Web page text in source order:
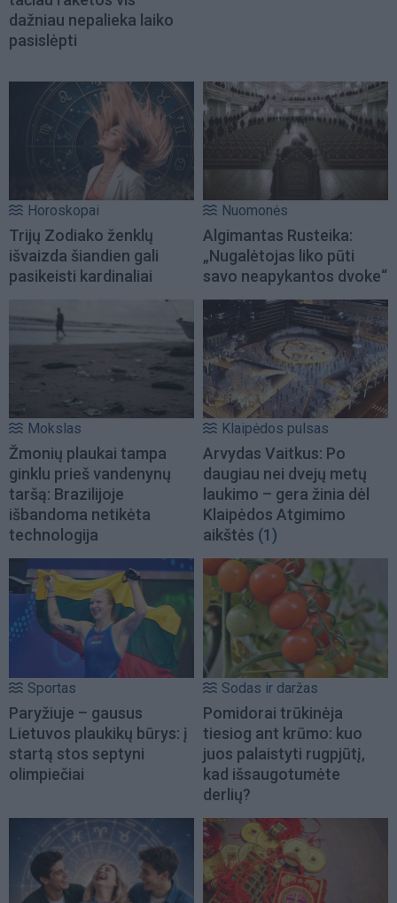
dažniau nepalieka laiko
pasislėpti
Horoskopai
Trijų Zodiako ženklų
išvaizda šiandien gali
pasikeisti kardinaliai
Nuomonės
Algimantas Rusteika:
„Nugalėtojas liko pūti
savo neapykantos dvoke“
Mokslas
Žmonių plaukai tampa
ginklu prieš vandenynų
taršą: Brazilijoje
išbandoma netikėta
technologija
Klaipėdos pulsas
Arvydas Vaitkus: Po
daugiau nei dvejų metų
laukimo – gera žinia dėl
Klaipėdos Atgimimo
aikštės (1)
Sportas
Paryžiuje – gausus
Lietuvos plaukikų būrys: į
startą stos septyni
olimpiečiai
Sodas ir daržas
Pomidorai trūkinėja
tiesiog ant krūmo: kuo
juos palaistyti rugpjūtį,
kad išsaugotumėte
derlių?